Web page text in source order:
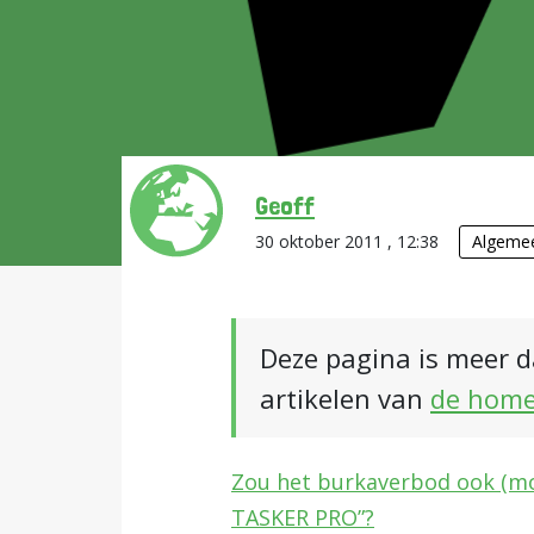
Geoff
30 oktober 2011 , 12:38
Deze pagina is meer
artikelen van de
Zou het burkaverbod ook
TASKER PRO”?